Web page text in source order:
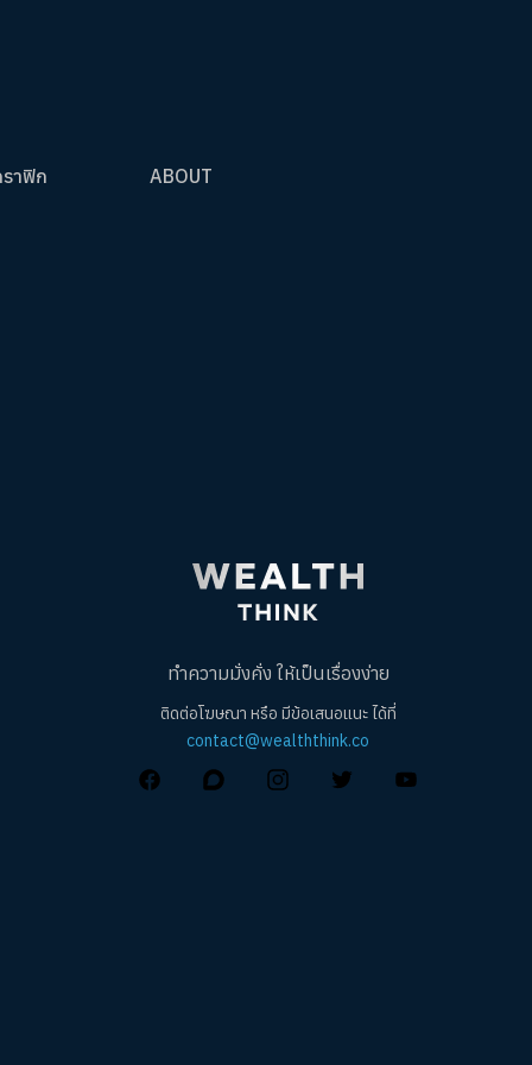
าฟิก ABOUT
ทำความมั่งคั่ง ให้เป็นเรื่องง่าย
ติดต่อโฆษณา หรือ มีข้อเสนอแนะ ได้ที่
contact@wealththink.co